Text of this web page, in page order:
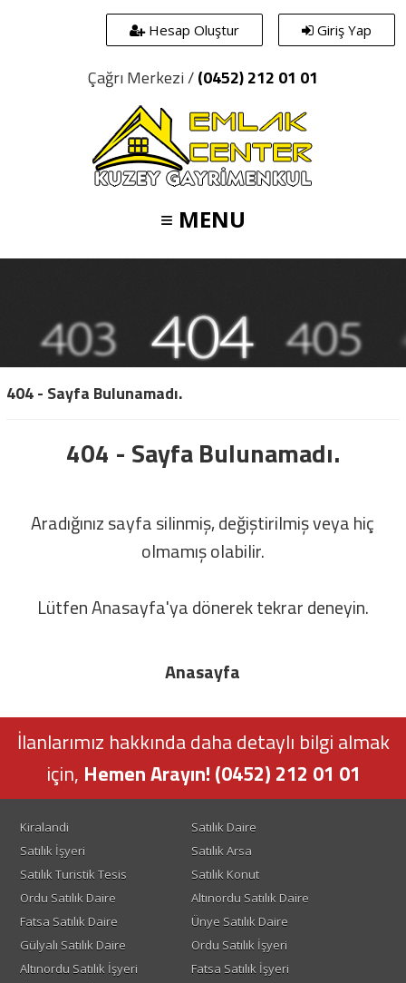
Giriş Yap
Hesap Oluştur
Çağrı Merkezi /(0452) 212 01 01
≡ MENU
404 - Sayfa Bulunamadı.
404 - Sayfa Bulunamadı.
Aradığınız sayfa silinmiş, değiştirilmiş veya hiç
olmamış olabilir.
Lütfen Anasayfa'ya dönerek tekrar deneyin.
Anasayfa
İlanlarımız hakkında daha detaylı bilgi almak
için, Hemen Arayın! (0452) 212 01 01
Kiralandi
Satılık Daire
Satılık İşyeri
Satılık Arsa
Satılık Turistik Tesis
Satılık Konut
Ordu Satılık Daire
Altınordu Satılık Daire
Fatsa Satılık Daire
Ünye Satılık Daire
Gülyalı Satılık Daire
Ordu Satılık İşyeri
Altınordu Satılık İşyeri
Fatsa Satılık İşyeri